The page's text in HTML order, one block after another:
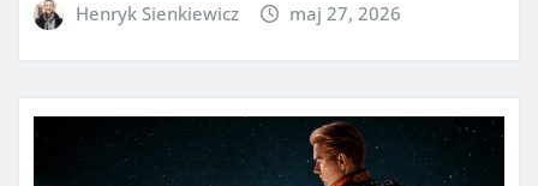
Henryk Sienkiewicz maj 27, 2026